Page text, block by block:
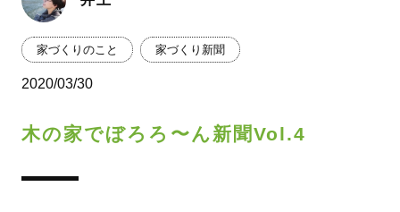
家づくりのこと 家づくり新聞
2020/03/30
木の家でぼろろ〜ん新聞Vol.4